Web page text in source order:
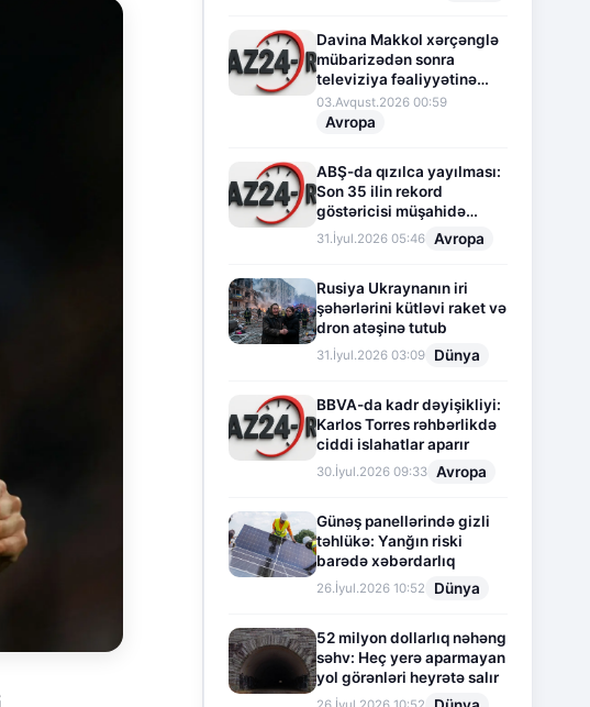
Davina Makkol xərçənglə
mübarizədən sonra
televiziya fəaliyyətinə
fasilə verir
03.Avqust.2026 00:59
Avropa
ABŞ-da qızılca yayılması:
Son 35 ilin rekord
göstəricisi müşahidə
olunur
31.İyul.2026 05:46 Avropa
Rusiya Ukraynanın iri
şəhərlərini kütləvi raket və
dron atəşinə tutub
31.İyul.2026 03:09 Dünya
BBVA-da kadr dəyişikliyi:
Karlos Torres rəhbərlikdə
ciddi islahatlar aparır
30.İyul.2026 09:33 Avropa
Günəş panellərində gizli
təhlükə: Yanğın riski
barədə xəbərdarlıq
26.İyul.2026 10:52 Dünya
52 milyon dollarlıq nəhəng
səhv: Heç yerə aparmayan
yol görənləri heyrətə salır